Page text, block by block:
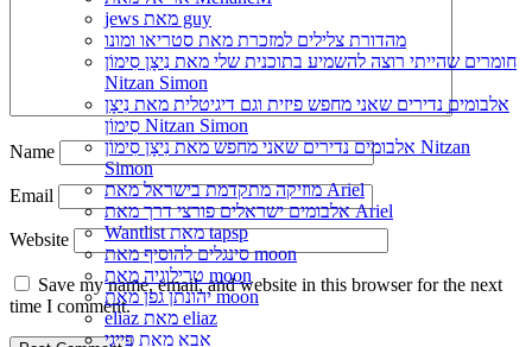
jews מאת guy
מהדורת צלילים למזכרת מאת סטריאו ומונו
חומרים שהייתי רוצה להשמיע בתוכנית שלי מאת נִיצָן סִימוֹן
Nitzan Simon
אלבומים נדירים שאני מחפש פיזית וגם דיגיטלית מאת נִיצָן
סִימוֹן Nitzan Simon
אלבומים נדירים שאני מחפש מאת נִיצָן סִימוֹן Nitzan
Simon
מוזיקה מתקדמת בישראל מאת Ariel
אלבומים ישראלים פורצי דרך מאת Ariel
Wantlist מאת tapsp
סינגלים להוסיף מאת moon
טרילוגיה מאת moon
יהונתן גפן מאת moon
eliaz מאת eliaz
אבא מאת פייגי
Name
Email
Website
Save my name, email, and website in this browser for the next
time I comment.